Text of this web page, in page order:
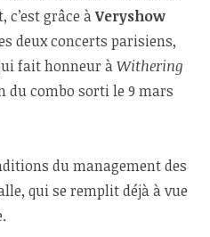
c’est grâce àVeryshow
deux concerts parisiens,
fait honneur àWithering
du combo sorti le 9 mars
du management des
qui se remplit déjà à vue